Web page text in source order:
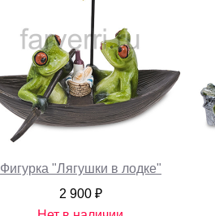
Фигурка "Лягушки в лодке"
2 900 ₽